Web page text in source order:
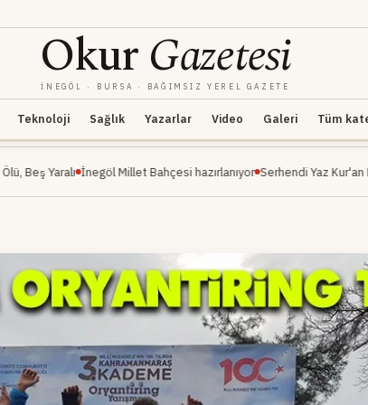
OkurGazetesi
İNEGÖL · BURSA · BAĞIMSIZ YEREL GAZETE
Teknoloji Sağlık Yazarlar Video Galeri Tüm
İnegöl Millet Bahçesi hazırlanıyor Serhendi Yaz Kur'an Kursu